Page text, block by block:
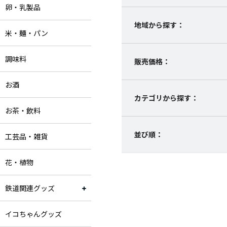
卵・乳製品
米・麺・パン
調味料
お酒
お茶・飲料
工芸品・雑貨
花・植物
鉄道関連グッズ
イコちゃんグッズ
地域から探す：
販売価格：
カテゴリから探す：
並び順：